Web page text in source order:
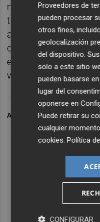
mundo, la
toda la sociedad",
asambleas de
quienes quieran
esta iniciativa a
web
https://
ARCHIVADO EN
Proveedores de
pueden procesar
otros fines,
geolocalización
del dispositivo.
solo a este sitio
pueden basarse
lugar del
oponerse en
Puede retirar su
cualquier
cookies .Política
CONFIGURAR